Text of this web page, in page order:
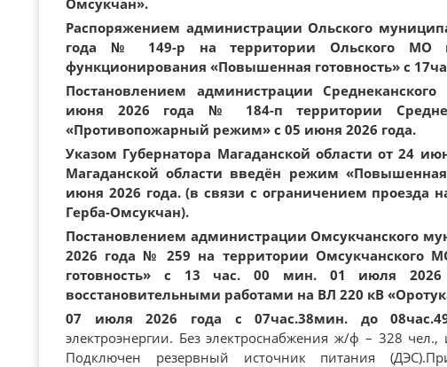
Омсукчан».
Распоряжением администрации Ольского
года № 149-р на территории Ольского
функционирования «Повышенная готовность» с
Постановлением администрации
июня 2026 года № 184-п территории
«Противопожарный режим» с 05 июня 2026 года.
Указом Губернатора Магаданской области от 24
Магаданской области введён режим
июня 2026 года. (в связи с ограничением проезда
Герба-Омсукчан).
Постановлением администрации Омсукчанского
2026 года № 259 на территории Омсукчанского
готовность» с 13 час. 00 мин. 01 июля
восстановительными работами на ВЛ 220 кВ
07 июля 2026 года с 07час.38мин. до
электроэнергии. Без электроснабжения ж/ф – 328
Подключен резервный источник питания